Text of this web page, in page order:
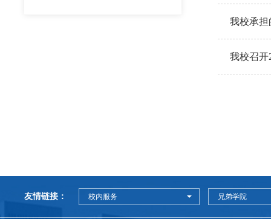
我校承担
备”方案
我校召开
友情链接： 校内服务 兄弟学院